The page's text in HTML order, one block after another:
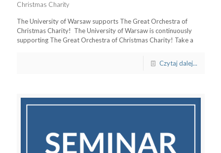
Christmas Charity
The University of Warsaw supports The Great Orchestra of
Christmas Charity! The University of Warsaw is continuously
supporting The Great Orchestra of Christmas Charity! Take a
Czytaj dalej...